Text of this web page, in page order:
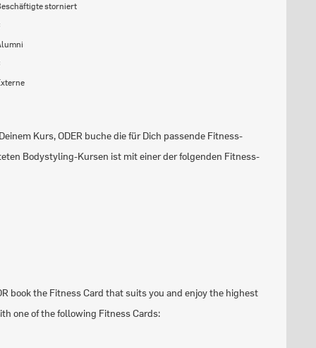
storniert
Kurs, ODER buche die für Dich passende Fitness-
Bodystyling-Kursen ist mit einer der folgenden Fitness-
book the Fitness Card that suits you and enjoy the highest
one of the following Fitness Cards: